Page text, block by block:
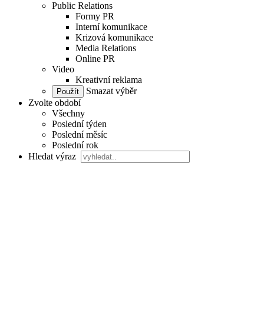
Public Relations
Formy PR
Interní komunikace
Krizová komunikace
Media Relations
Online PR
Video
Kreativní reklama
Smazat výběr
Zvolte období
Všechny
Poslední týden
Poslední měsíc
Poslední rok
Hledat výraz